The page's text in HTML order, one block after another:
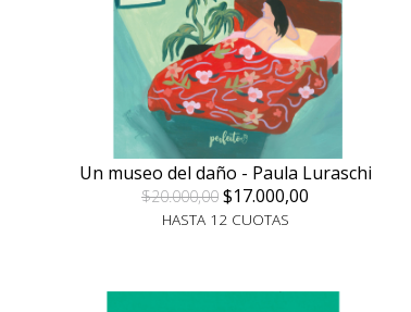
Un museo del daño - Paula Luraschi
$20.000,00 $17.000,00
HASTA 12 CUOTAS